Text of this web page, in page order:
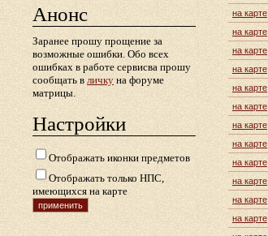
Анонс
Заранее прошу прощение за
возможные ошибки. Обо всех
ошибках в работе сервисва прошу
сообщать в личку на форуме
матрицы.
Настройки
Отображать иконки предметов
Отображать только НПС,
имеющихся на карте
на карте
на карте
на карте
на карте
на карте
на карте
на карте
на карте
на карте
на карте
на карте
на карте